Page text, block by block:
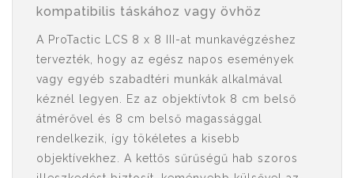
kompatibilis táskához vagy övhöz
A ProTactic LCS 8 x 8 III-at munkavégzéshez
tervezték, hogy az egész napos események
vagy egyéb szabadtéri munkák alkalmával
kéznél legyen. Ez az objektívtok 8 cm belső
átmérővel és 8 cm belső magassággal
rendelkezik, így tökéletes a kisebb
objektívekhez. A kettős sűrűségű hab szoros